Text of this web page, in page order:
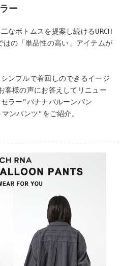
ー
なボトムスを提案し続けるURCH
はの「単品性の高い」アイテムが
ンプルで着回しのできるイージ
客様の声にお答えしてリニュー
ラー"バナナバルーンパン
ンパンツ"をご紹介。